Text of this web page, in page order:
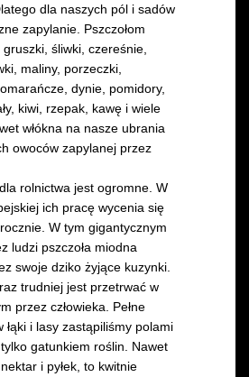
dla naszych pól i sadów
zapylanie. Pszczołom
śliwki, czereśnie,
maliny, porzeczki,
dynie, pomidory,
kiwi, rzepak, kawę i wiele
włókna na nasze ubrania
owoców zapylanej przez
rolnictwa jest ogromne. W
ich pracę wycenia się
W tym gigantycznym
ludzi pszczoła miodna
swoje dziko żyjące kuzynki.
trudniej jest przetrwać w
przez człowieka. Pełne
łąki i lasy zastąpiliśmy polami
gatunkiem roślin. Nawet
i pyłek, to kwitnie